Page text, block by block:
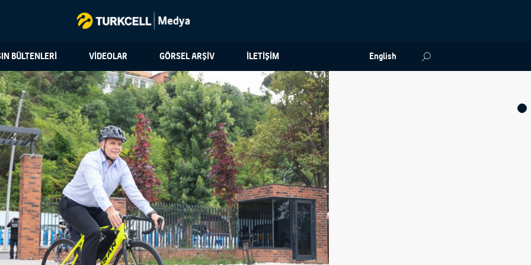
BÜLTENLERİ VİDEOLAR GÖRSEL ARŞİV İLETİŞİM English